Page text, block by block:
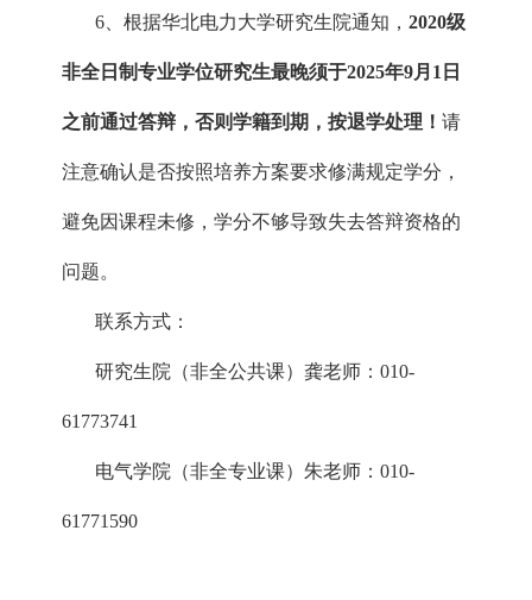
6、根据华北电力大学研究生院通知，2020级
非全日制专业学位研究生最晚须于2025年9月1日
之前通过答辩，否则学籍到期，按退学处理！请
注意确认是否按照培养方案要求修满规定学分，
避免因课程未修，学分不够导致失去答辩资格的
问题。
联系方式：
研究生院（非全公共课）龚老师：010-
61773741
电气学院（非全专业课）朱老师：010-
61771590